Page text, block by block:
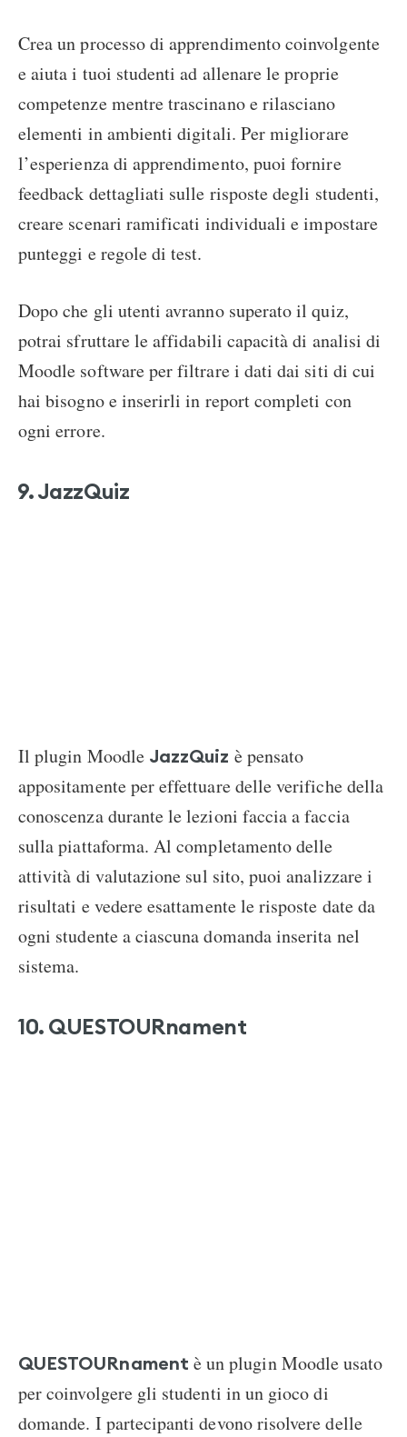
Crea un processo di apprendimento coinvolgente
e aiuta i tuoi studenti ad allenare le proprie
competenze mentre trascinano e rilasciano
elementi in ambienti digitali. Per migliorare
l’esperienza di apprendimento, puoi fornire
feedback dettagliati sulle risposte degli studenti,
creare scenari ramificati individuali e impostare
punteggi e regole di test.
Dopo che gli utenti avranno superato il quiz,
potrai sfruttare le affidabili capacità di analisi di
Moodle software per filtrare i dati dai siti di cui
hai bisogno e inserirli in report completi con
ogni errore.
9. JazzQuiz
Il plugin Moodle JazzQuiz è pensato
appositamente per effettuare delle verifiche della
conoscenza durante le lezioni faccia a faccia
sulla piattaforma. Al completamento delle
attività di valutazione sul sito, puoi analizzare i
risultati e vedere esattamente le risposte date da
ogni studente a ciascuna domanda inserita nel
sistema.
10. QUESTOURnament
QUESTOURnament è un plugin Moodle usato
per coinvolgere gli studenti in un gioco di
domande. I partecipanti devono risolvere delle